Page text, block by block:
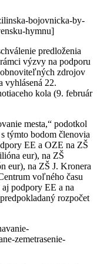
bojovnicka-by-
hymnu]
predloženia
výzvy na podporu
zdrojov
vyhlásená 22.
kola (9. február
mesta,“ podotkol
týmto bodom členovia
EE a OZE na ZŠ
eur), na ZŠ
eur), na ZŠ J. Kronera
voľného času
podpory EE a na
rozpočet
zemetrasenie-